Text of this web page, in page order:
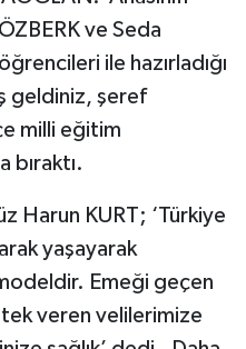
ve Seda
ile hazırladığı
geldiniz, şeref
milli eğitim
bıraktı.
Harun KURT; ‘Türkiye
yaşayarak
Emeği geçen
veren velilerimize